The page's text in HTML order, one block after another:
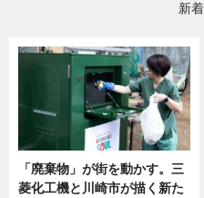
新
「廃棄物」が街を動かす。三
菱化工機と川崎市が描く新た